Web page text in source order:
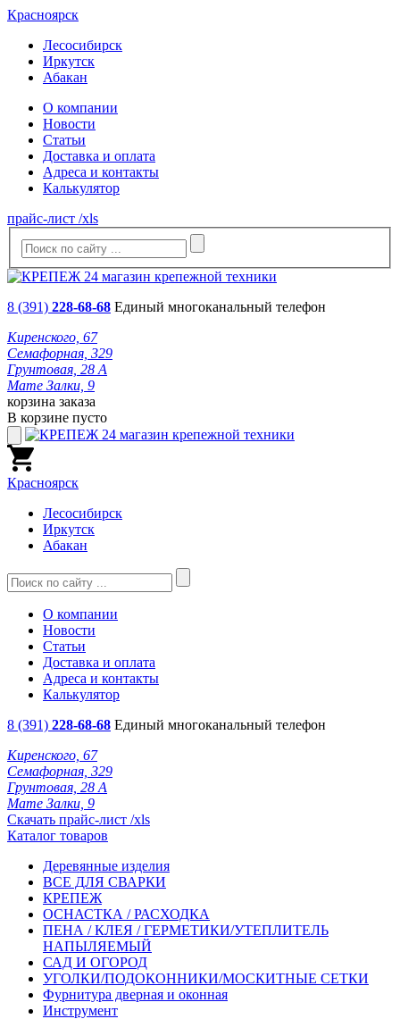
Красноярск
Лесосибирск
Иркутск
Абакан
О компании
Новости
Статьи
Доставка и оплата
Адреса и контакты
Калькулятор
прайс-лист /xls
8 (391) 228-68-68 Единый многоканальный телефон
Киренского, 67
Семафорная, 329
Грунтовая, 28 А
Мате Залки, 9
корзина заказа
В корзине пусто
Красноярск
Лесосибирск
Иркутск
Абакан
О компании
Новости
Статьи
Доставка и оплата
Адреса и контакты
Калькулятор
8 (391) 228-68-68 Единый многоканальный телефон
Киренского, 67
Семафорная, 329
Грунтовая, 28 А
Мате Залки, 9
Скачать прайс-лист /xls
Каталог товаров
Деревянные изделия
ВСЕ ДЛЯ СВАРКИ
КРЕПЕЖ
ОСНАСТКА / РАСХОДКА
ПЕНА / КЛЕЯ / ГЕРМЕТИКИ/УТЕПЛИТЕЛЬ
НАПЫЛЯЕМЫЙ
САД И ОГОРОД
УГОЛКИ/ПОДОКОННИКИ/МОСКИТНЫЕ СЕТКИ
Фурнитура дверная и оконная
Инструмент